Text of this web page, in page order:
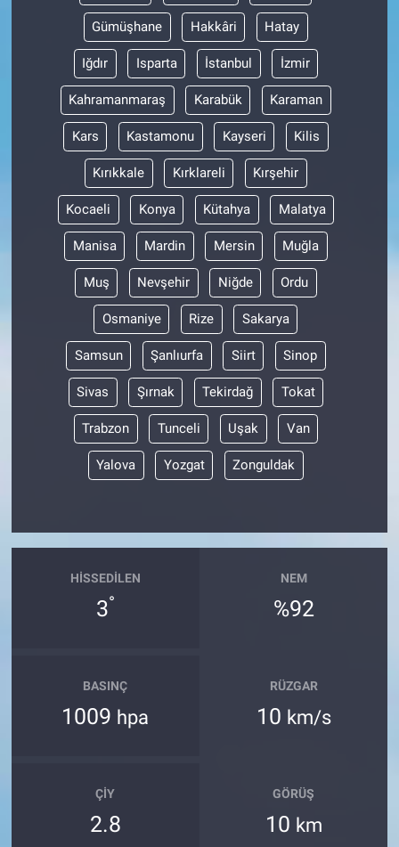
Gümüşhane Hakkâri Hatay
Iğdır Isparta İstanbul İzmir
Kahramanmaraş Karabük Karaman
Kars Kastamonu Kayseri Kilis
Kırıkkale Kırklareli Kırşehir
Kocaeli Konya Kütahya Malatya
Manisa Mardin Mersin Muğla
Muş Nevşehir Niğde Ordu
Osmaniye Rize Sakarya
Samsun Şanlıurfa Siirt Sinop
Sivas Şırnak Tekirdağ Tokat
Trabzon Tunceli Uşak Van
Yalova Yozgat Zonguldak
HISSEDILEN
3°
NEM
%92
BASINÇ
1009 hpa
RÜZGAR
10 km/s
ÇIY
2.8
GÖRÜŞ
10 km